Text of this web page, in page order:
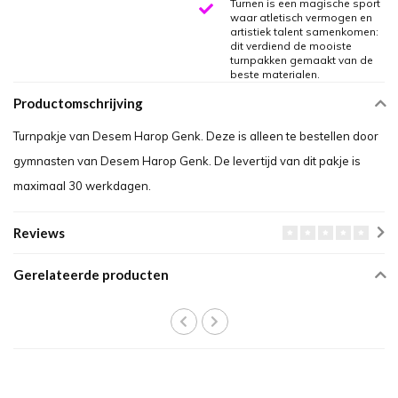
Turnen is een magische sport
waar atletisch vermogen en
artistiek talent samenkomen:
dit verdiend de mooiste
turnpakken gemaakt van de
beste materialen.
Productomschrijving
Turnpakje van Desem Harop Genk. Deze is alleen te bestellen door
gymnasten van Desem Harop Genk. De levertijd van dit pakje is
maximaal 30 werkdagen.
Reviews
Gerelateerde producten